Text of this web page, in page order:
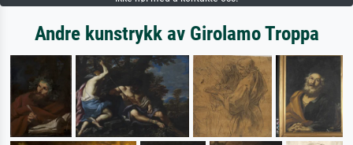
Andre kunstrykk av Girolamo Troppa